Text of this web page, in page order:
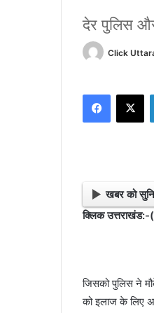
देर पुलिस
Click
खबर को
क्लिक उत्तराखंड:-
जिसको पुलिस ने
को इलाज के लिए